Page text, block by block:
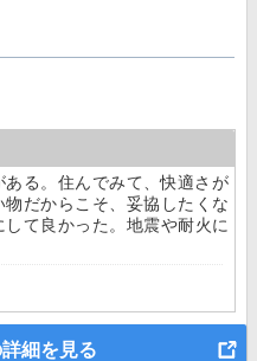
る。住んでみて、快適さが
だからこそ、妥協したくな
て良かった。地震や耐火に
細を見る